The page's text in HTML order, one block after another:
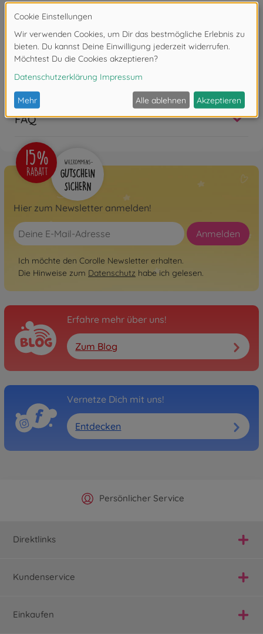
Achtung!
Bewertungen
FAQ
Hier zum Newsletter anmelden!
Anmelden
Ich möchte den Corolle Newsletter erhalten.
Die Hinweise zum Datenschutz habe ich gelesen.
Erfahre mehr über uns!
Zum Blog
Vernetze Dich mit uns!
Entdecken
Offizieller Hersteller Shop
Persönlicher Service
Versandkostenfrei ab 25€
Schnelle Lieferung
Direktlinks
Kundenservice
Einkaufen